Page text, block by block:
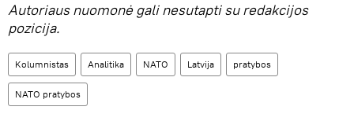
Autoriaus nuomonė gali nesutapti su redakcijos
pozicija.
Kolumnistas Analitika NATO Latvija pratybos
NATO pratybos